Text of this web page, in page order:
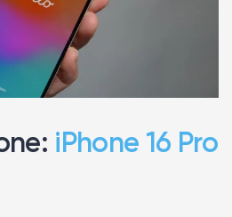
iPhone 16 Pro